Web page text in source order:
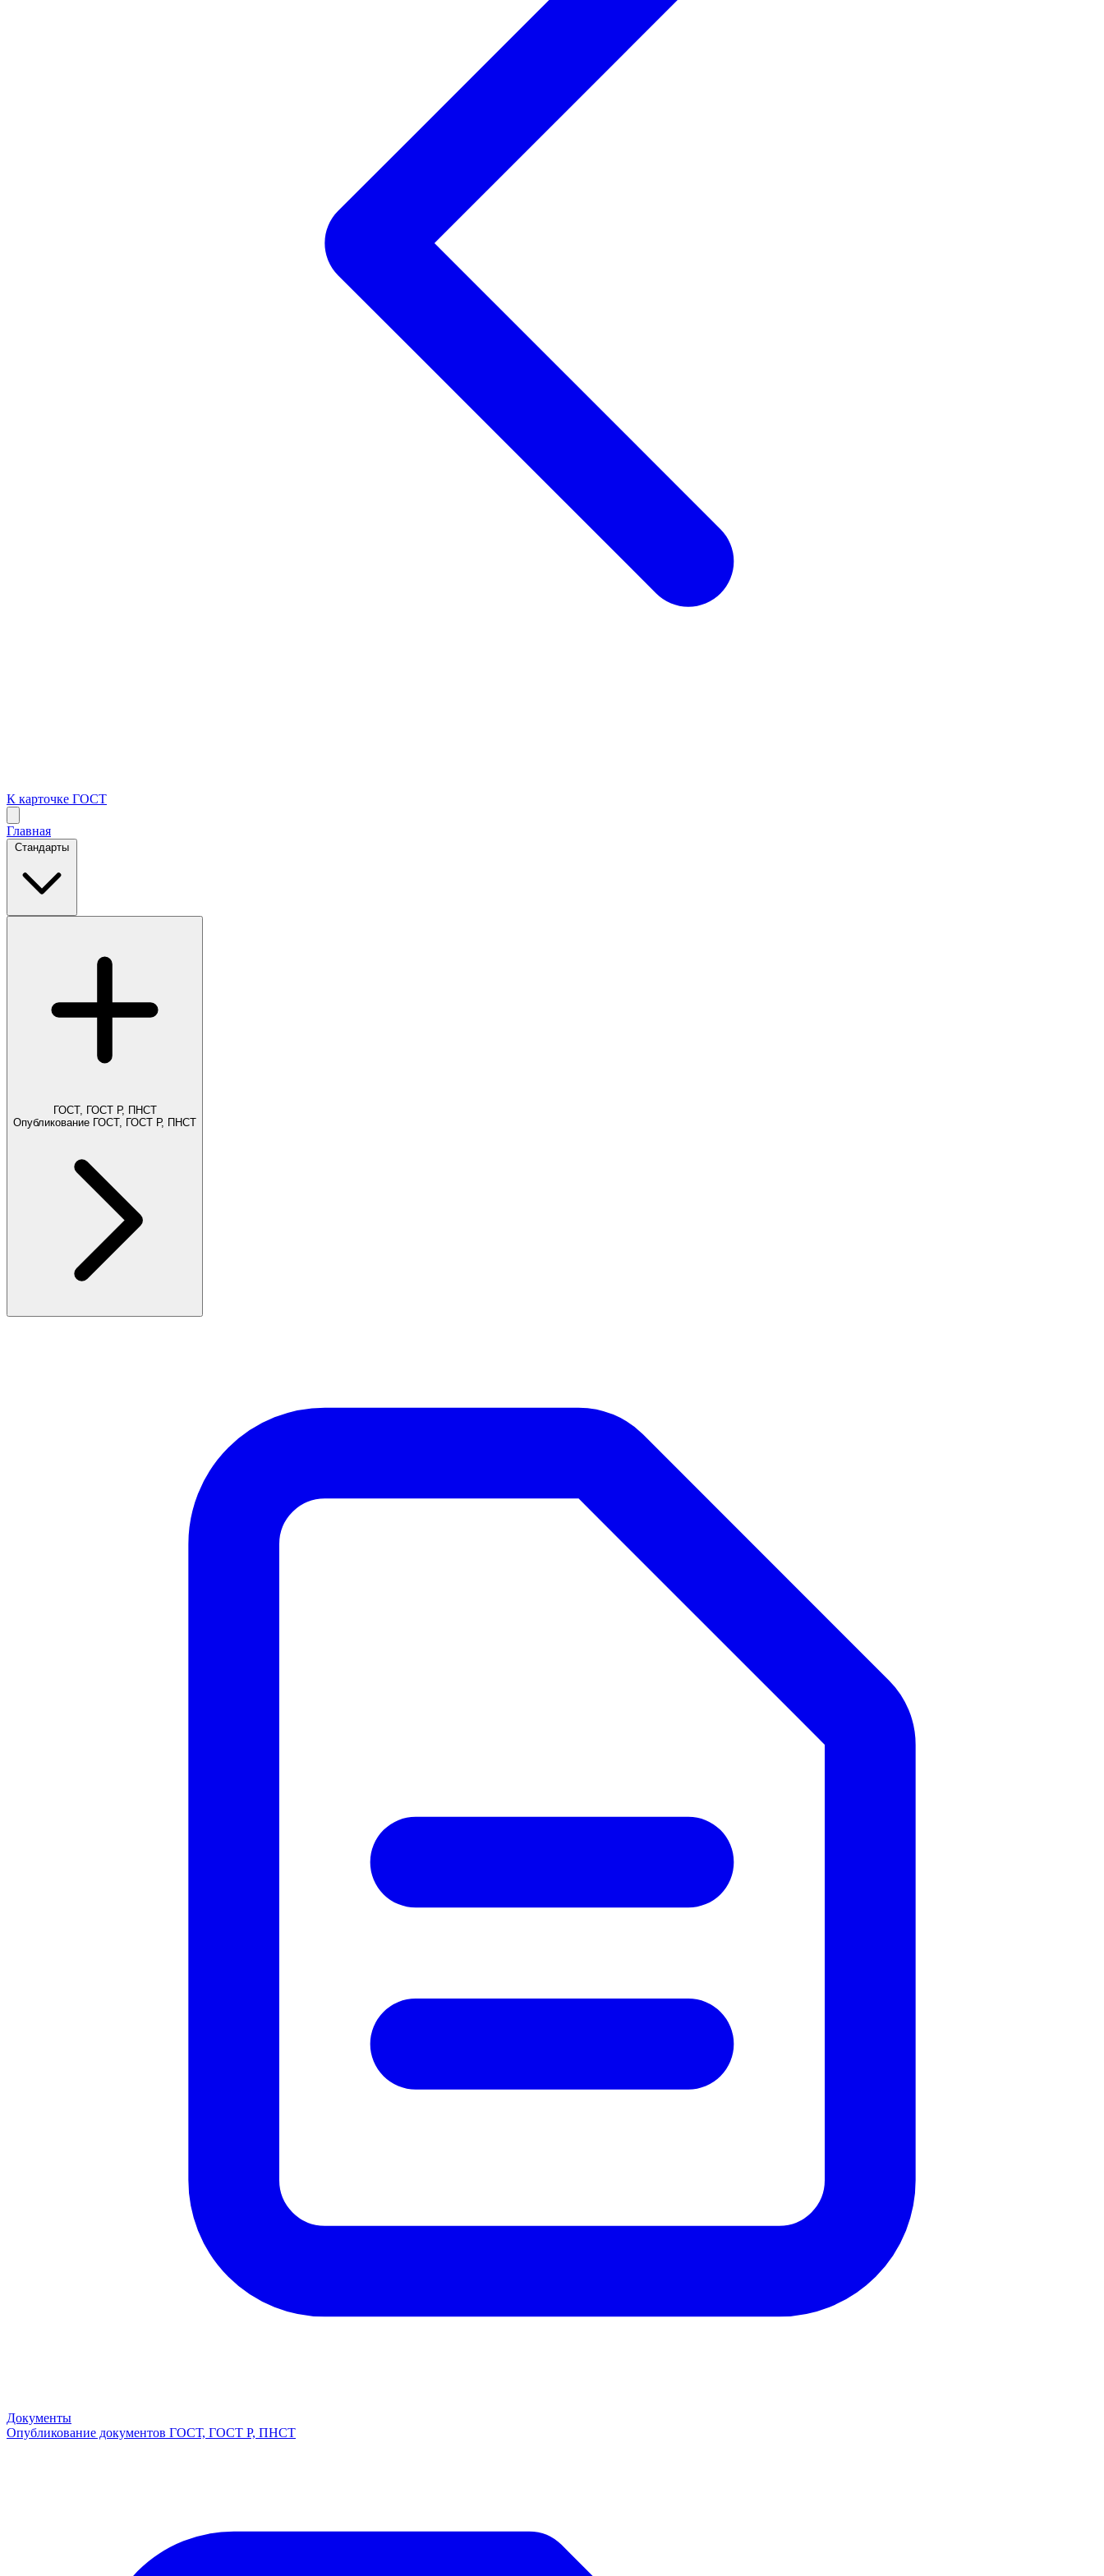
К карточке ГОСТ
Главная
Стандарты
ГОСТ, ГОСТ Р, ПНСТ
Опубликование ГОСТ, ГОСТ Р, ПНСТ
Документы
Опубликование документов ГОСТ, ГОСТ Р, ПНСТ